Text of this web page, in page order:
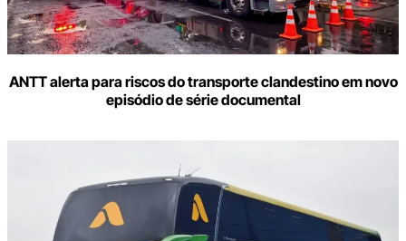
ANTT alerta para riscos do transporte clandestino em novo
episódio de série documental